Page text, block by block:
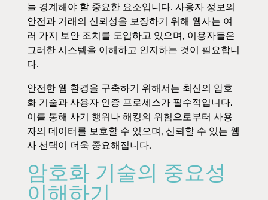
늘 경계해야 할 중요한 요소입니다. 사용자 정보의
안전과 거래의 신뢰성을 보장하기 위해 웹사는 여
러 가지 보안 조치를 도입하고 있으며, 이용자들은
그러한 시스템을 이해하고 인지하는 것이 필요합니
다.
안전한 웹 환경을 구축하기 위해서는 최신의 암호
화 기술과 사용자 인증 프로세스가 필수적입니다.
이를 통해 사기 행위나 해킹의 위험으로부터 사용
자의 데이터를 보호할 수 있으며, 신뢰할 수 있는 웹
사 선택이 더욱 중요해집니다.
암호화 기술의 중요성